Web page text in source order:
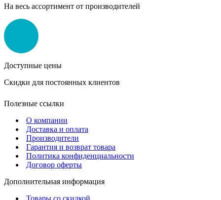
На весь ассортимент от производителей
Доступные цены
Скидки для постоянных клиентов
Полезные ссылки
О компании
Доставка и оплата
Производители
Гарантия и возврат товара
Политика конфиденциальности
Договор оферты
Дополнительная информация
Товары со скидкой